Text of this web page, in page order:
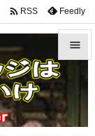


サイド
 RSS Feedly